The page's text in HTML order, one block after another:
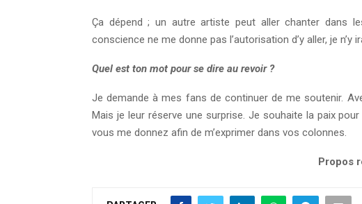
Ça dépend ; un autre artiste peut aller chanter dans
conscience ne me donne pas l’autorisation d’y aller, je n’y
Quel est ton mot pour se dire au revoir ?
Je demande à mes fans de continuer de me soutenir.
Mais je leur réserve une surprise. Je souhaite la paix
vous me donnez afin de m’exprimer dans vos colonnes.
Propos